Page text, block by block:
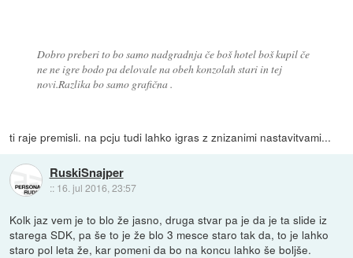
Dobro preberi to bo samo nadgradnja če boš hotel boš kupil če
ne ne igre bodo pa delovale na obeh konzolah stari in tej
novi.Razlika bo samo grafična .
ti raje premisli. na pcju tudi lahko igras z znizanimi nastavitvami...
RuskiSnajper
:: 16. jul 2016, 23:57
Kolk jaz vem je to blo že jasno, druga stvar pa je da je ta slide iz
starega SDK, pa še to je že blo 3 mesce staro tak da, to je lahko
staro pol leta že, kar pomeni da bo na koncu lahko še boljše.